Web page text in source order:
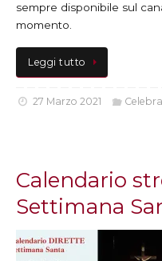
sempre disponibile sul
momento.
Leggi tutto
27 Marzo 2021
Calendario
Settimana